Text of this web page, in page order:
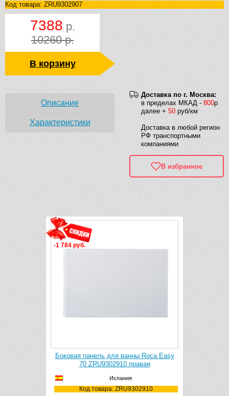
Код товара: ZRU9302907
7388 р.
10260 р.
В корзину
Доставка по г. Москва:
в пределах МКАД - 800р
далее + 50 руб/км
Доставка в любой регион
РФ транспортными
компаниями
В избранное
Описание
Характеристики
Easy
-1 784 руб.
Боковая панель для ванны Roca Easy
70 ZRU9302910 правая
Испания
Код товара: ZRU9302910